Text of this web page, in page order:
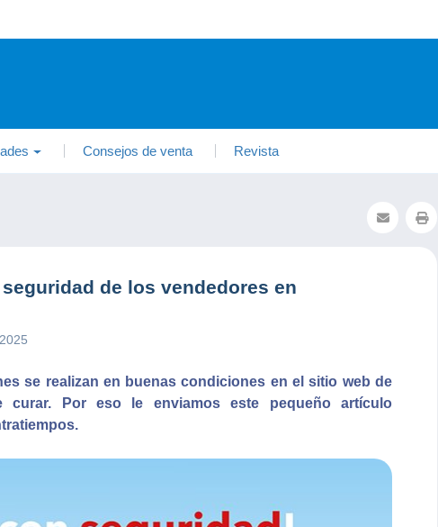
Consejos de venta Revista
de los vendedores en
se realizan en buenas condiciones en el sitio web de
curar. Por eso le enviamos este pequeño artículo